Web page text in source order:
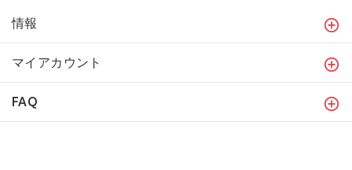
情報
マイアカウント
FAQ